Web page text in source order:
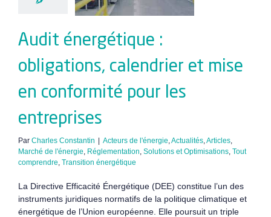
pour
Audit énergétique :
obligations, calendrier et mise
en conformité pour les
entreprises
Par Charles Constantin | Acteurs de l'énergie,Actualités,Articles,
Marché de l'énergie, Réglementation, Solutions et Optimisations, Tout
comprendre, Transition énergétique
La Directive Efficacité Énergétique (DEE) constitue l’un des
instruments juridiques normatifs de la politique climatique et
énergétique de l’Union européenne. Elle poursuit un triple